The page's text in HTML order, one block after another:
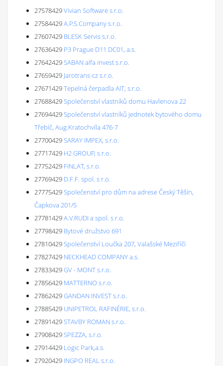
27578429Vivian Software s.r.o.
27584429A.P.S.Company s.r.o.
27607429 BLESK Servis s.r.o.
27636429 P3 Prague D11 DC01, a.s.
27642429SABAN alfa invest s.r.o.
27659429 Jarotrans-cz s.r.o.
27671429Tepelná čerpadla AIT, s.r.o.
27688429Společenství vlastníků domu Havlenova 22
27694429Společenství vlastníků jednotek bytového domu
Třebíč, Aug.Kratochvíla 476-7
27700429SARAY IMPEX, s.r.o.
27717429 H2 GROUP, s.r.o.
27752429 FINLAT, s.r.o.
27769429 D.F.F. spol. s r.o.
27775429Společenství pro dům na adrese Český Těšín,
Čapkova 201/5
27781429A.V.RUDI a spol. s r.o.
27798429 Bytové družstvo 691
27810429Společenství Loučka 207, Valašské Meziříčí
27827429 NECKHEAD COMPANY a.s.
27833429GV - MONT s.r.o.
27856429 MATTERNO s.r.o.
27862429GANDAN INVEST s.r.o.
27885429 UNIPETROL RAFINÉRIE, s.r.o.
27891429STAVBY ROMAN s.r.o.
27908429SPEZZA, s.r.o.
27914429 Logic Park,a.s.
27920429 INGPO REAL s.r.o.